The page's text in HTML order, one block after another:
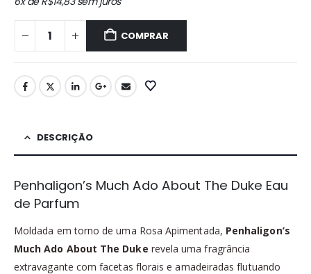
original
era:
R$104,90.
é:
R$89,00.
COMPRAR
DESCRIÇÃO
Penhaligon’s Much Ado About The Duke Eau
de Parfum
Moldada em torno de uma Rosa Apimentada, Penhaligon’s
Much Ado About The Duke revela uma fragrância
extravagante com facetas florais e amadeiradas flutuando